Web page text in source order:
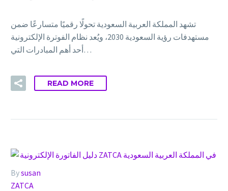
تشهد المملكة العربية السعودية تحولًا رقميًا متسارعًا ضمن
مستهدفات رؤية السعودية 2030، ويُعد نظام الفوترة الإلكترونية
أحد أهم المبادرات التي…
READ MORE
Bysusan
ZATCA